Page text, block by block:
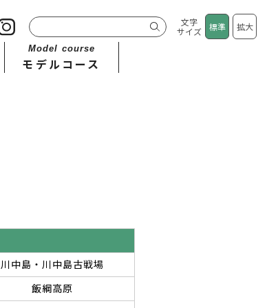
文字
サイズ
標準 拡大
Model course
モデルコース
川中島・川中島古戦場
飯綱高原